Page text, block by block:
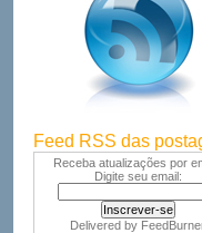
Feed RSS das
Receba atualizações por
Digite seu email:
Delivered by